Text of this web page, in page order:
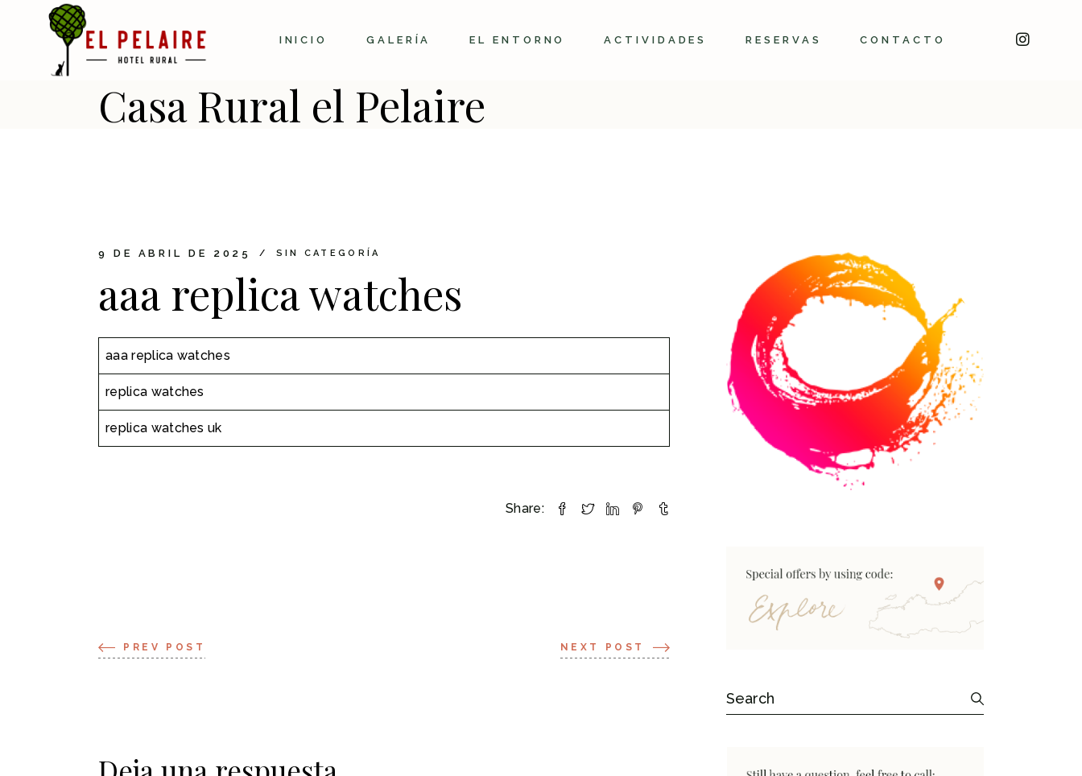
INICIO GALERÍA EL ENTORNO ACTIVIDADES RESERVAS CONTACTO
Casa Rural el Pelaire
9 DE ABRIL DE 2025 SIN CATEGORÍA
aaa replica watches
aaa replica watches
replica watches
replica watches uk
Share:
PREV POST NEXT POST